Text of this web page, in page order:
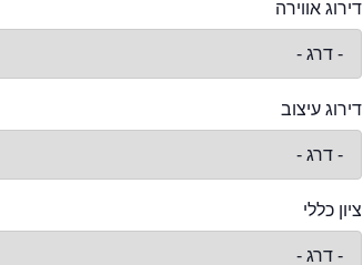
דירוג אווירה
דירוג עיצוב
ציון כללי